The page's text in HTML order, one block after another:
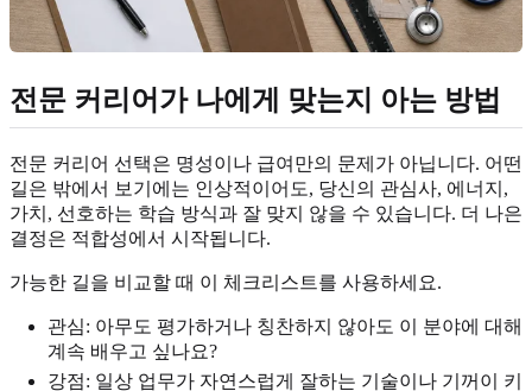
전문 커리어가 나에게 맞는지 아는 방법
전문 커리어 선택은 명성이나 급여만의 문제가 아닙니다. 어떤
길은 밖에서 보기에는 인상적이어도, 당신의 관심사, 에너지,
가치, 선호하는 학습 방식과 잘 맞지 않을 수 있습니다. 더 나은
결정은 적합성에서 시작됩니다.
가능한 길을 비교할 때 이 체크리스트를 사용하세요.
관심: 아무도 평가하거나 칭찬하지 않아도 이 분야에 대해
계속 배우고 싶나요?
강점: 일상 업무가 자연스럽게 잘하는 기술이나 기꺼이 키